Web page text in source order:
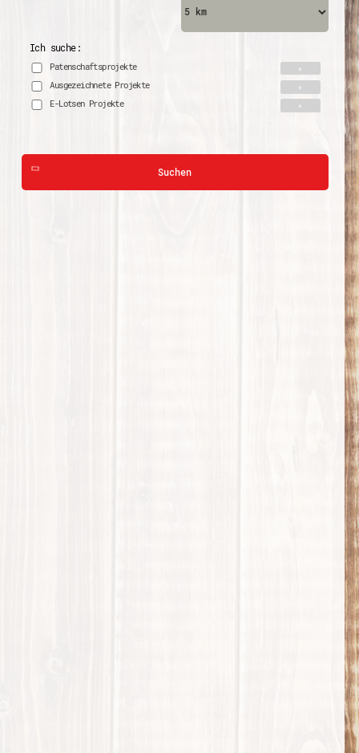
Ich suche:
Patenschaftsprojekte
Ausgezeichnete Projekte
E-Lotsen Projekte
Suchen